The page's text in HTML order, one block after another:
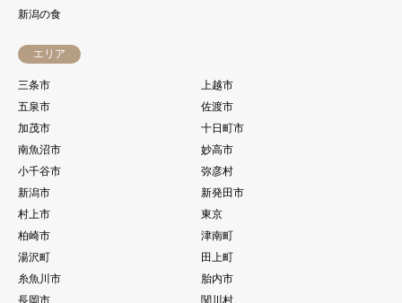
新潟の食
エリア
三条市
上越市
五泉市
佐渡市
加茂市
十日町市
南魚沼市
妙高市
小千谷市
弥彦村
新潟市
新発田市
村上市
東京
柏崎市
津南町
湯沢町
田上町
糸魚川市
胎内市
長岡市
関川村